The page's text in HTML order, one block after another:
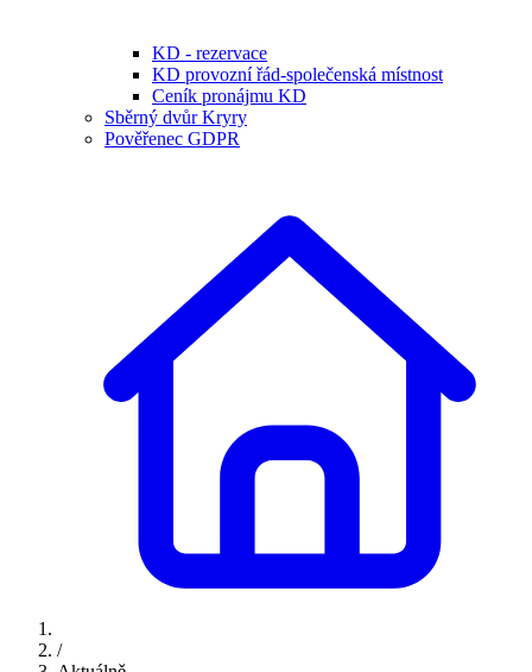
KD - rezervace
KD provozní řád-společenská místnost
Ceník pronájmu KD
Sběrný dvůr Kryry
Pověřenec GDPR
/